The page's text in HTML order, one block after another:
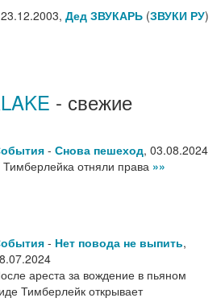
23.12.2003, Дед ЗВУКАРЬ (ЗВУКИ РУ)
- свежие
- Снова пешеход, 03.08.2024
отняли права »»
- Нет повода не выпить,
ареста за вождение в пьяном
Тимберлейк открывает